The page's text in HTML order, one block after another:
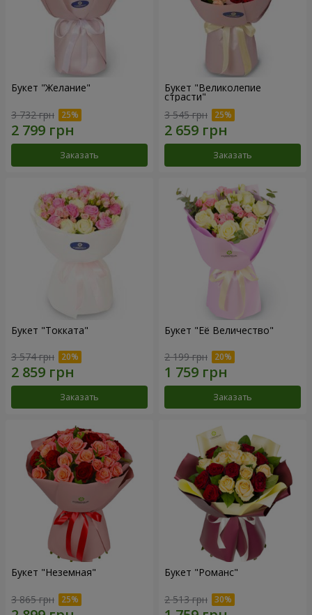
Букет "Желание"
3 732 грн
Заказать
Букет "Великолепие
страсти"
3 545 грн
Заказать
Букет "Токката"
3 574 грн
Заказать
Букет "Её Величество"
2 199 грн
Заказать
Букет "Неземная"
3 865 грн
Букет "Романс"
2 513 грн